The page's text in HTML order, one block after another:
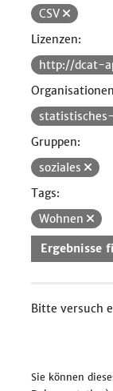
CSV
Lizenzen:
http://dcat-
Gruppen:
soziales
Tags:
Wohnen
Ergebnisse
Bitte versuch
Sie können